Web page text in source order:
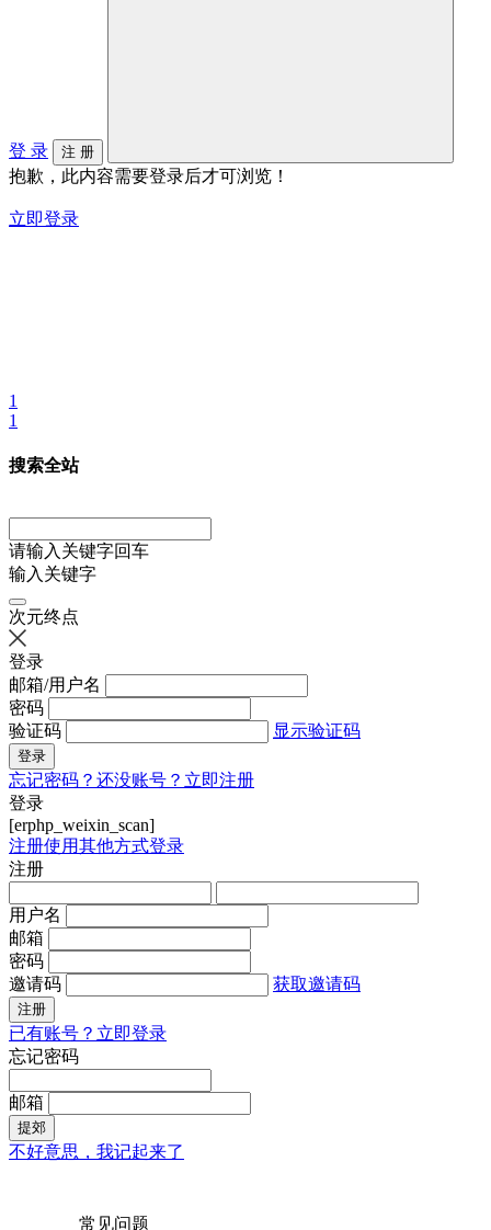
登 录 注 册
抱歉，此内容需要登录后才可浏览！
立即登录
1
1
搜索全站
请输入关键字回车
输入关键字
次元终点
登录
邮箱/用户名
密码
验证码
显示验证码
登录
忘记密码？ 还没账号？立即注册
登录
[erphp_weixin_scan]
注册使用其他方式登录
注册
用户名
邮箱
密码
邀请码
获取邀请码
注册
已有账号？立即登录
忘记密码
邮箱
提郊
不好意思，我记起来了
常见问题